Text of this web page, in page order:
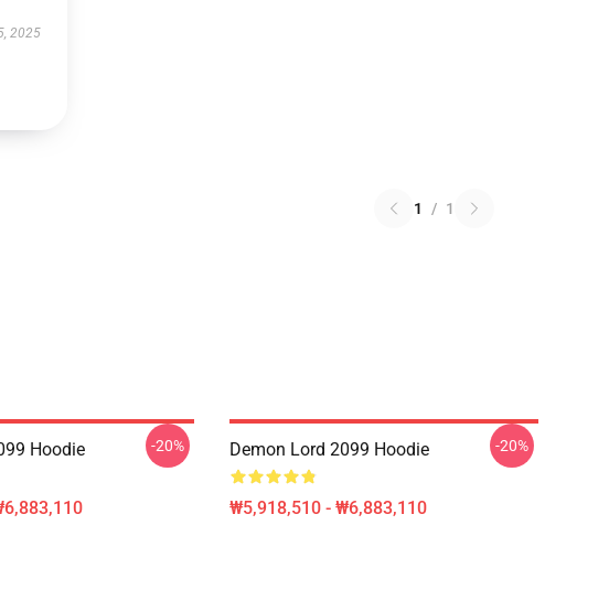
2025
1 / 1
Hoodie -20% Demon Lord 2099 Hoodie
₩5,918,510 - ₩6,883,110
-20%